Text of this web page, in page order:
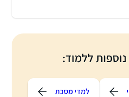
ללמוד:
למדי מסכת